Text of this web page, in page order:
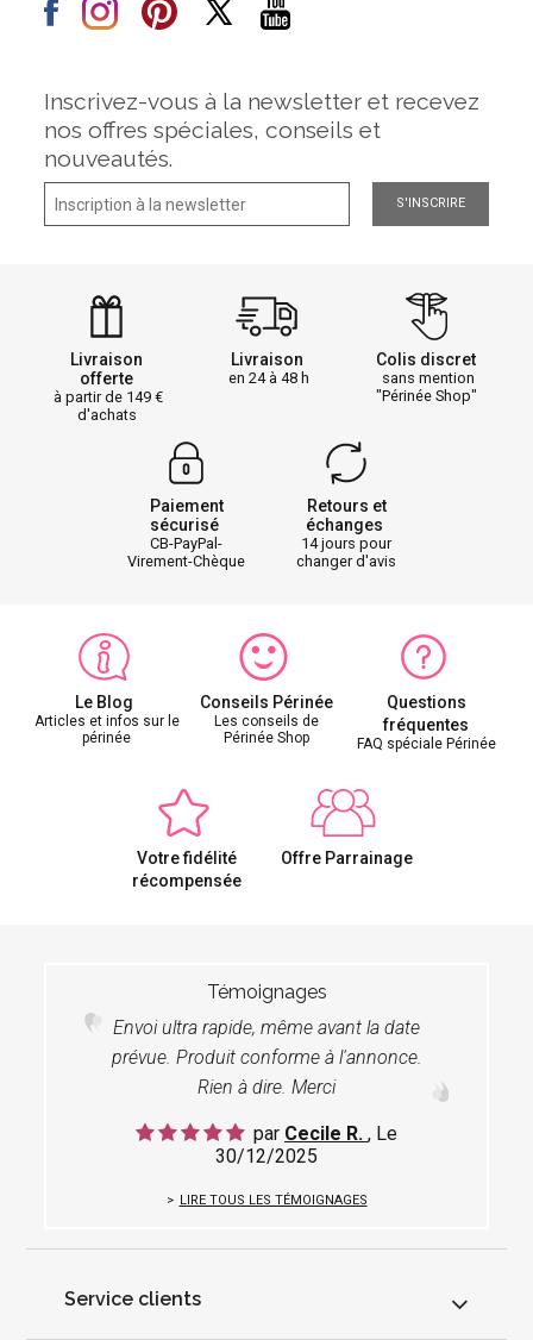
Inscrivez-vous à la newsletter et recevez
nos offres spéciales, conseils et
nouveautés.
S'INSCRIRE
Livraison
offerte
à partir de 149
d'achats
Livraison
en 24 à 48 h
Colis discret
sans mention
"Périnée Shop"
Paiement
sécurisé
CB-PayPal-
Virement-Chèque
Retours et
échanges
14 jours pour
changer d'avis
Le Blog
Articles et infos sur le
périnée
Conseils Périnée
Les conseils de
Périnée Shop
Questions
fréquentes
FAQ spéciale Périnée
Votre fidélité
récompensée
Offre Parrainage
Témoignages
Envoi ultra rapide, même avant la date
prévue. Produit conforme à l'annonce.
Rien à dire. Merci
par Cecile R. , Le
30/12/2025
LIRE TOUS LES TÉMOIGNAGES
Service clients